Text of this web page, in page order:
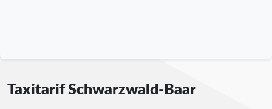
Taxitarif Schwarzwald-Baar